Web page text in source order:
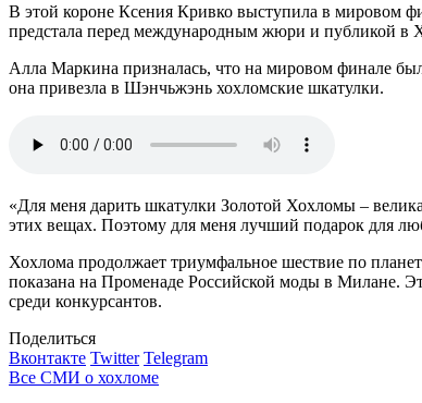
В этой короне Ксения Кривко выступила в мировом
предстала перед международным жюри и публикой в
Алла Маркина призналась, что на мировом финале
она привезла в Шэнчьжэнь хохломские шкатулки.
«Для меня дарить шкатулки Золотой Хохломы –
этих вещах. Поэтому для меня лучший подарок для
Хохлома продолжает триумфальное шествие по
показана на Променаде Российской моды в Милане.
среди конкурсантов.
Поделиться
Вконтакте Twitter Telegram
Все СМИ о хохломе